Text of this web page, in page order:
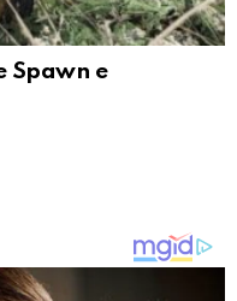
Spawn e